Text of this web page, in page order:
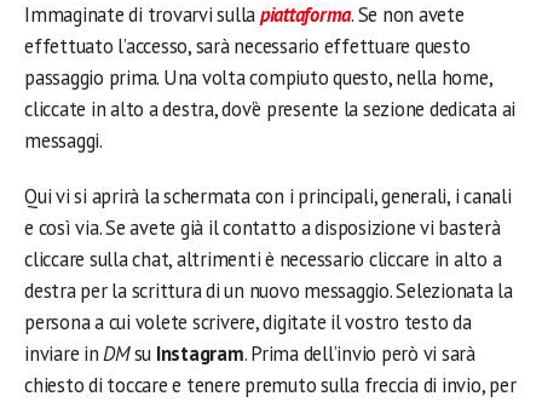
Immaginate di trovarvi sullapiattaforma. Se non avete
effettuato l’accesso, sarà necessario effettuare questo
passaggio prima. Una volta compiuto questo, nella home,
cliccate in alto a destra, dov’è presente la sezione dedicata ai
messaggi.
Qui vi si aprirà la schermata con i principali, generali, i canali
e così via. Se avete già il contatto a disposizione vi basterà
cliccare sulla chat, altrimenti è necessario cliccare in alto a
destra per la scrittura di un nuovo messaggio. Selezionata la
persona a cui volete scrivere, digitate il vostro testo da
inviare inDMsu Instagram. Prima dell’invio però vi sarà
chiesto di toccare e tenere premuto sulla freccia di invio, per